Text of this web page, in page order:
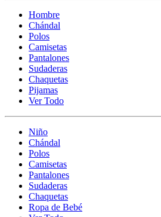
Hombre
Chándal
Polos
Camisetas
Pantalones
Sudaderas
Chaquetas
Pijamas
Ver Todo
Niño
Chándal
Polos
Camisetas
Pantalones
Sudaderas
Chaquetas
Ropa de Bebé